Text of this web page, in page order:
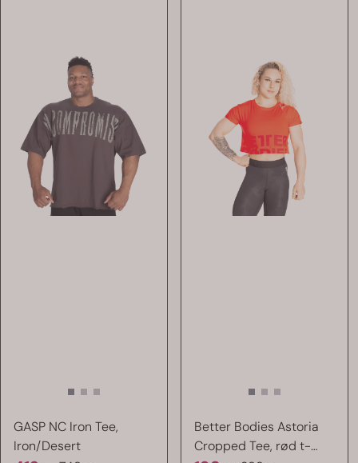
GASP NC Iron Tee,
Iron/Desert
Better Bodies Astoria
Cropped Tee, rød t-